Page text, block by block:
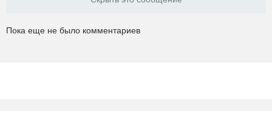
Пока еще не было комментариев